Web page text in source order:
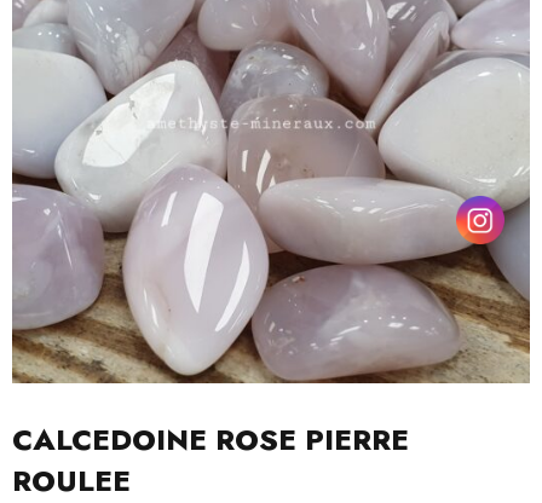
CALCEDOINE ROSE PIERRE
ROULEE